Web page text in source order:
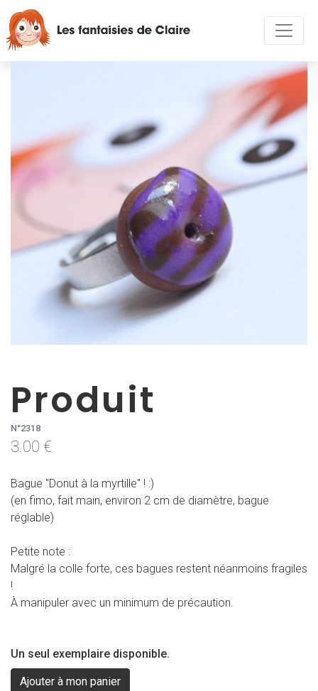
Produit
N°2318
3.00 €
Bague "Donut à la myrtille" ! :)
(en fimo, fait main, environ 2 cm de diamètre, bague
réglable)
Petite note :
Malgré la colle forte, ces bagues restent néanmoins fragiles
!
À manipuler avec un minimum de précaution.
Un seul exemplaire disponible.